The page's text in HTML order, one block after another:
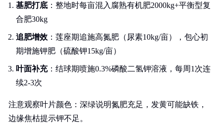
基肥打底 ：整地时每亩混入腐熟有机肥2000kg+平衡型复
合肥30kg
追肥增效 ：莲座期追施高氮肥（尿素10kg/亩），包心初
期增施钾肥（硫酸钾15kg/亩）
叶面补充：结球期喷施0.3%磷酸二氢钾溶液，每周1次连
续2-3次
注意观察叶片颜色：深绿说明氮肥充足，发黄可能缺铁，
边缘焦枯提示钾不足。